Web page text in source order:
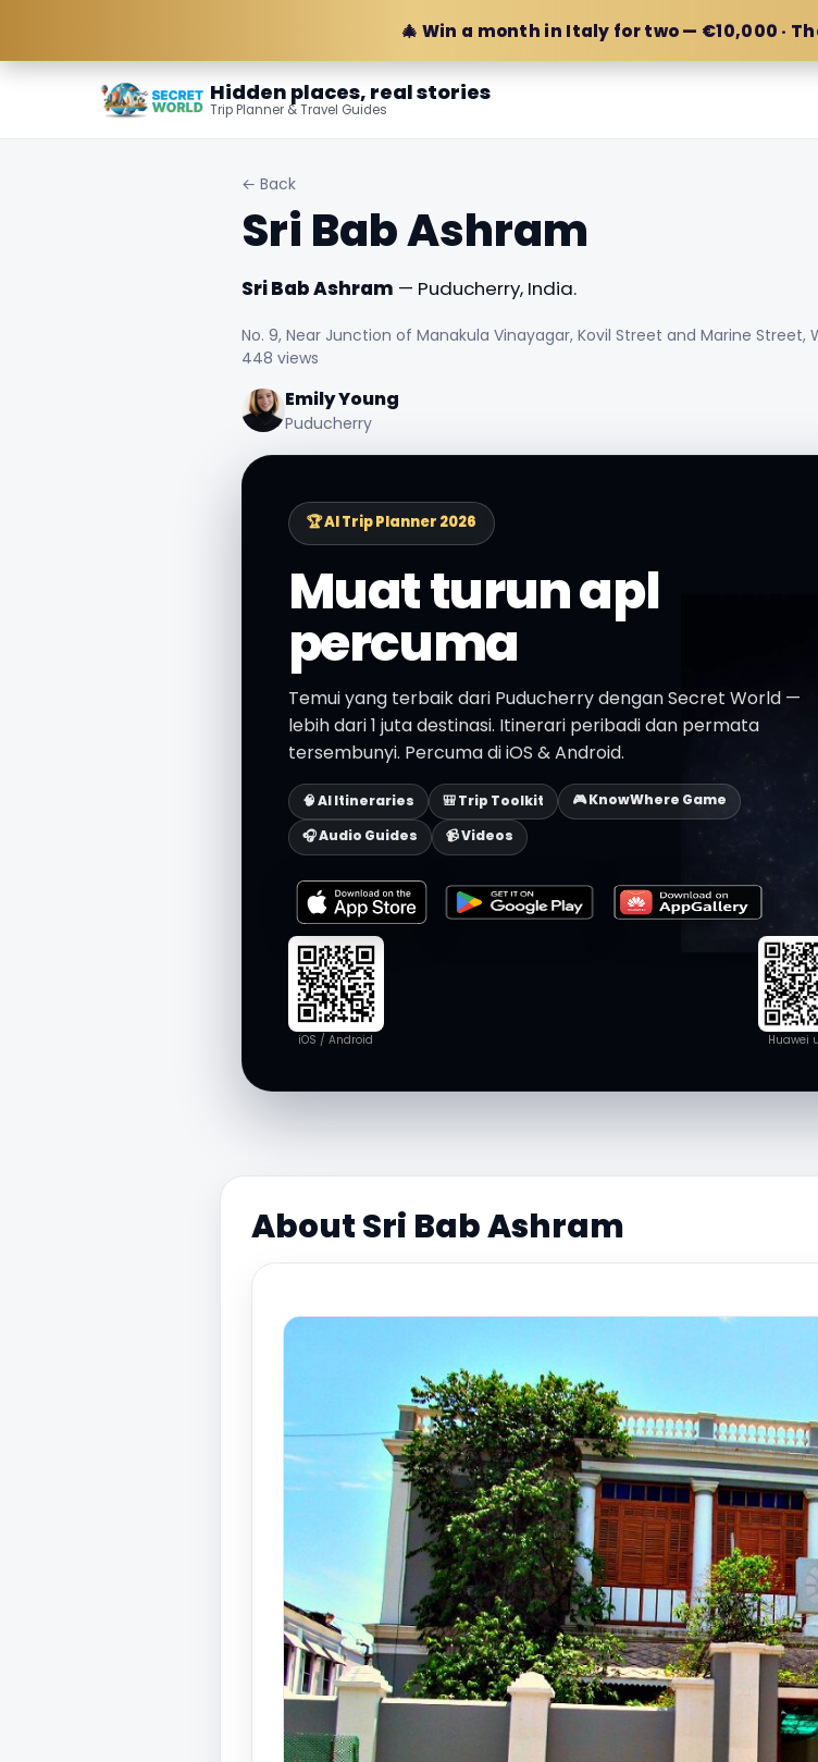
🎄 Win a month in Italy for two — €10,000 ·
Hidden places, real stories
Trip Planner & Travel Guides
← Back
Sri Bab Ashram
Sri Bab Ashram — Puducherry, India.
No. 9, Near Junction of Manakula Vinayagar, Kovil Street and Marine Street,
448 views
Emily Young
Puducherry
🏆 AI Trip Planner 2026
Muat turun apl
percuma
Temui yang terbaik dari Puducherry dengan Secret World —
lebih dari 1 juta destinasi. Itinerari peribadi dan permata
tersembunyi. Percuma di iOS & Android.
🧠 AI Itineraries 🎒 Trip Toolkit
🎮 KnowWhere Game
🎧 Audio Guides
📹 Videos
iOS / Android Huawei
About Sri Bab Ashram